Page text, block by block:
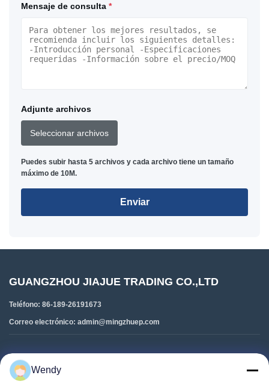
Mensaje de consulta *
Adjunte archivos
Seleccionar archivos
Puedes subir hasta 5 archivos y cada archivo tiene un tamaño
máximo de 10M.
Enviar
GUANGZHOU JIAJUE TRADING CO.,LTD
Teléfono: 86-189-26191673
Correo electrónico: admin@mingzhuep.com
Enlaces Rápidos
En Casa
Wendy